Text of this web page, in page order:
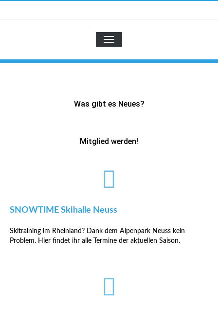
NAVIGATION UMSCHALTEN
Was gibt es Neues?
Mitglied werden!
SNOWTIME Skihalle Neuss
Skitraining im Rheinland? Dank dem Alpenpark Neuss kein
Problem. Hier findet ihr alle Termine der aktuellen Saison.